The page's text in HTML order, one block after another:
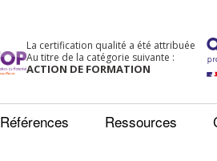
La certification qualité a été attribuée
Au titre de la catégorie suivante :
ACTION DE FORMATION
Références Ressources